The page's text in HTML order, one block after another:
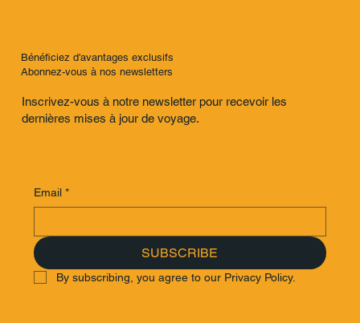
Bénéficiez d'avantages exclusifs
Abonnez-vous à nos newsletters
Inscrivez-vous à notre newsletter pour recevoir les
dernières mises à jour de voyage.
Email *
SUBSCRIBE
By subscribing, you agree to our Privacy Policy.